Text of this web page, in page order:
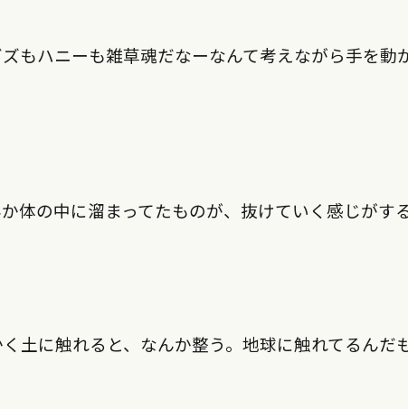
もハニーも雑草魂だなーなんて考えながら手を動
体の中に溜まってたものが、抜けていく感じがす
土に触れると、なんか整う。地球に触れてるんだ